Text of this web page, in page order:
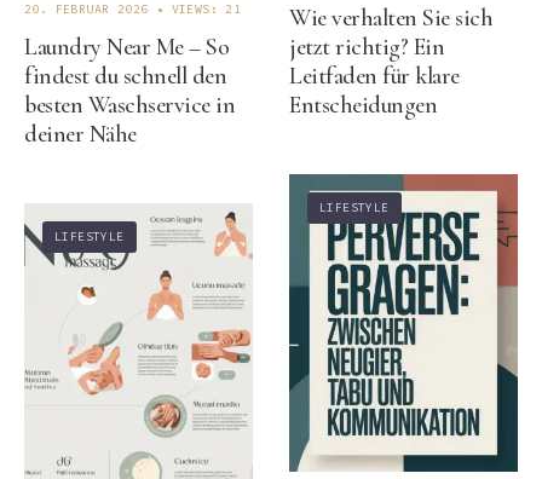
Wie verhalten Sie sich
jetzt richtig? Ein
Leitfaden für klare
Entscheidungen
20. FEBRUAR 2026 • VIEWS: 21
Laundry Near Me – So
findest du schnell den
besten Waschservice in
deiner Nähe
LIFESTYLE
LIFESTYLE